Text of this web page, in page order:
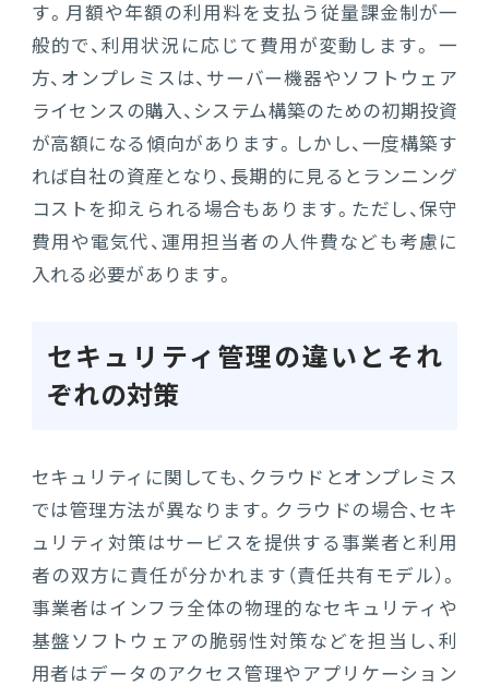
す。月額や年額の利用料を支払う従量課金制が一
般的で、利用状況に応じて費用が変動します。 一
方、オンプレミスは、サーバー機器やソフトウェア
ライセンスの購入、システム構築のための初期投資
が高額になる傾向があります。しかし、一度構築す
れば自社の資産となり、長期的に見るとランニング
コストを抑えられる場合もあります。ただし、保守
費用や電気代、運用担当者の人件費なども考慮に
入れる必要があります。
セキュリティ管理の違いとそれ
ぞれの対策
セキュリティに関しても、クラウドとオンプレミス
では管理方法が異なります。クラウドの場合、セキ
ュリティ対策はサービスを提供する事業者と利用
者の双方に責任が分かれます（責任共有モデル）。
事業者はインフラ全体の物理的なセキュリティや
基盤ソフトウェアの脆弱性対策などを担当し、利
用者はデータのアクセス管理やアプリケーション